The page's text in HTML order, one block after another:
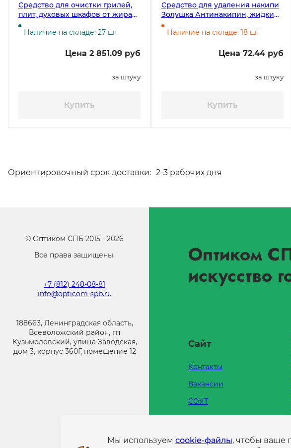
Средство для очистки грилей,
плит, духовых шкафов от жира
Bagi Шуманит, 3 литра
Наличие на складе: 27 шт
Цена 2 851.09 руб
за штуку
Купить
Средство для удаления накипи
Золушка Антинакипин, жидкий,
250 мл
Наличие на складе: 18 шт
Цена 72.44 руб
за штуку
Купить
Ориентировочный срок доставки: 2-3 рабочих дня
© Оптиком СПБ 2015 - 2026
Все права защищены.
+7 (812) 248-08-81
info@opticom-spb.ru
188663, Ленинградская область,
Всеволожский район, гп
Кузьмоловский, улица Заводская,
дом 3, корпус 360Г, помещение 12
Оптиком
искусство
Сайт
Контакты
Вакансии
СОУТ
Напишите нам
Мы используем cookie-файлы, чтобы ваше